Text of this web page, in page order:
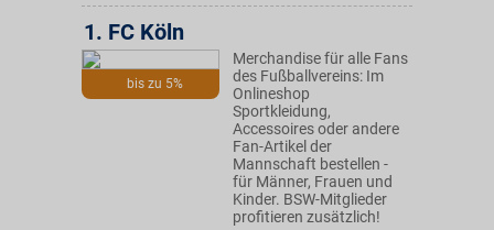
bis zu 5%
1. FC Köln
Merchandise für alle Fans
des Fußballvereins: Im
Onlineshop
Sportkleidung,
Accessoires oder andere
Fan-Artikel der
Mannschaft bestellen -
für Männer, Frauen und
Kinder. BSW-Mitglieder
profitieren zusätzlich!